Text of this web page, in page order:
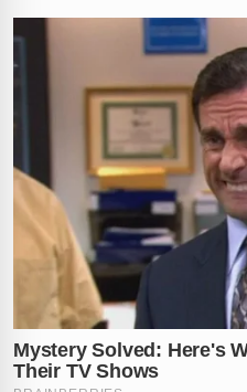
extensão dos ferimentos
impacto.
A polícia local também
investigação para apurar o
discussãotão severa e se
que contribuiu para a
atenção das autoridades
testemunhas que possam
do acidente ocorrido em
Qual a sua opinião sobre a